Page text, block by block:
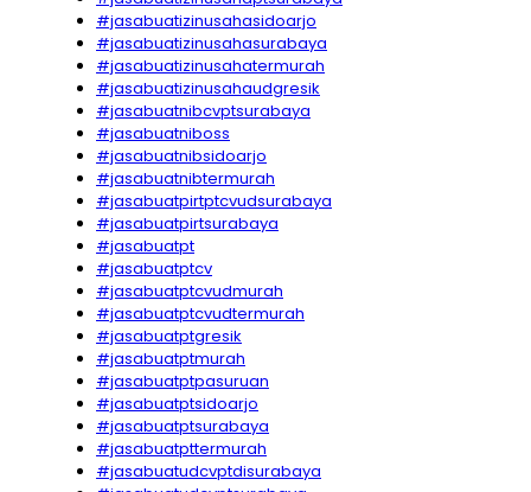
#jasabuatizinusahasidoarjo
#jasabuatizinusahasurabaya
#jasabuatizinusahatermurah
#jasabuatizinusahaudgresik
#jasabuatnibcvptsurabaya
#jasabuatniboss
#jasabuatnibsidoarjo
#jasabuatnibtermurah
#jasabuatpirtptcvudsurabaya
#jasabuatpirtsurabaya
#jasabuatpt
#jasabuatptcv
#jasabuatptcvudmurah
#jasabuatptcvudtermurah
#jasabuatptgresik
#jasabuatptmurah
#jasabuatptpasuruan
#jasabuatptsidoarjo
#jasabuatptsurabaya
#jasabuatpttermurah
#jasabuatudcvptdisurabaya